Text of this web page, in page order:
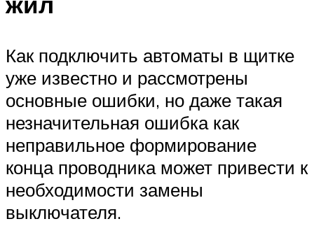
Как подключить автоматы в щитке
уже известно и рассмотрены
основные ошибки, но даже такая
незначительная ошибка как
неправильное формирование
конца проводника может привести к
необходимости замены
выключателя.